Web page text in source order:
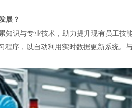
展？
知识与专业技术，助力提升现有员工
程序，以自动利用实时数据更新系统